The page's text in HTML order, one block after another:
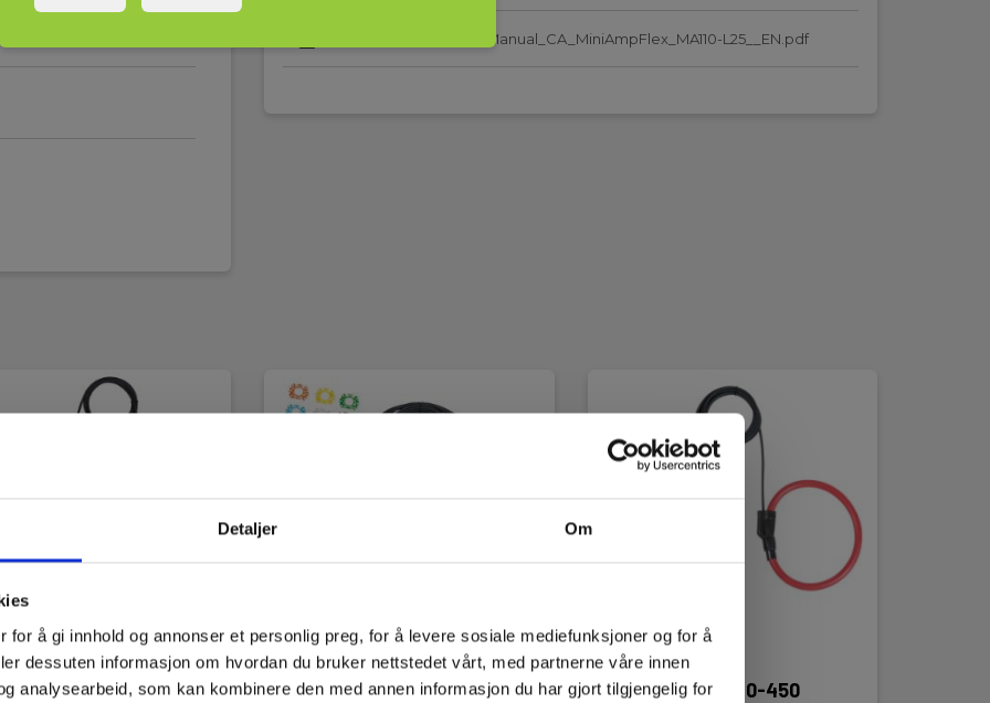
Detaljer Om
for å gi innhold og annonser et personlig preg, for å levere sosiale mediefunksjoner og for å
dessuten informasjon om hvordan du bruker nettstedet vårt, med partnerne våre innen
analysearbeid, som kan kombinere den med annen informasjon du har gjort tilgjengelig for
2-030,IEC/EN 61010-2-
Elma_Manual_CA_MiniAmpFlex_MA110-L25__EN.pdf
MA110-350
CA MiniFlex MA130 Fleksibel
CA AmpFlex A110-450